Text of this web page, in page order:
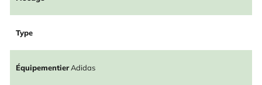
Type
ÉquipementierAdidas